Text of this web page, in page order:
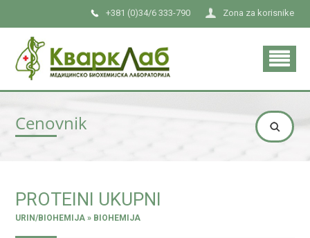
Zona za korisnike
+381 (0)34/6 333-790
Cenovnik
PROTEINI UKUPNI
URIN/BIOHEMIJA » BIOHEMIJA